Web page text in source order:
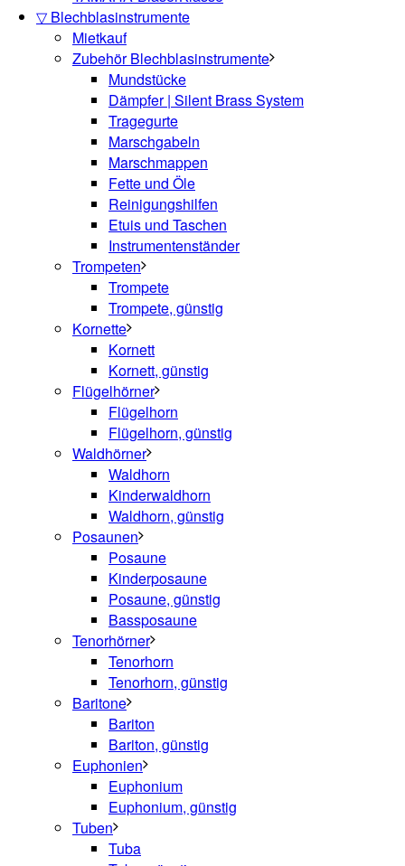
▽ Blechblasinstrumente
Mietkauf
Zubehör Blechblasinstrumente
Mundstücke
Dämpfer | Silent Brass System
Tragegurte
Marschgabeln
Marschmappen
Fette und Öle
Reinigungshilfen
Etuis und Taschen
Instrumentenständer
Trompeten
Trompete
Trompete, günstig
Kornette
Kornett
Kornett, günstig
Flügelhörner
Flügelhorn
Flügelhorn, günstig
Waldhörner
Waldhorn
Kinderwaldhorn
Waldhorn, günstig
Posaunen
Posaune
Kinderposaune
Posaune, günstig
Bassposaune
Tenorhörner
Tenorhorn
Tenorhorn, günstig
Baritone
Bariton
Bariton, günstig
Euphonien
Euphonium
Euphonium, günstig
Tuben
Tuba